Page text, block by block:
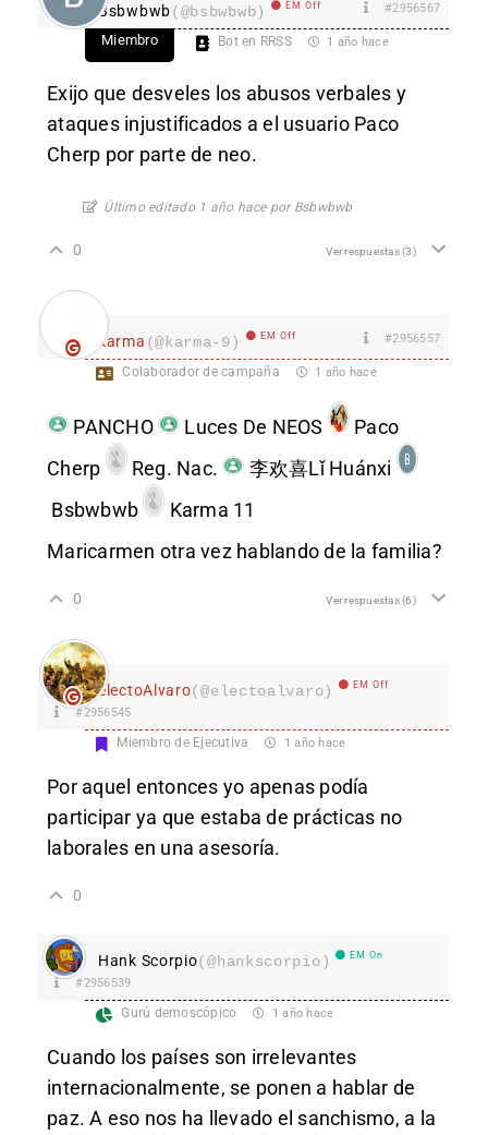
Bsbwbwb(@bsbwbwb) EM Off #2956567
Miembro Bot en RRSS 1 año hace
Exijo que desveles los abusos verbales y
ataques injustificados a el usuario Paco
Cherp por parte de neo.
Último editado 1 año hace por Bsbwbwb
0 Ver respuestas(3)
karma (@karma-9) EM Off #2956557
Colaborador de campaña 1 año hace
PANCHO Luces De NEOS
Paco
Cherp
Reg. Nac.
李欢喜Lǐ Huánxi
Bsbwbwb
Karma 11
Maricarmen otra vez hablando de la familia?
0 Ver respuestas(6)
electoAlvaro(@electoalvaro) EM Off
#2956545
Miembro de Ejecutiva 1 año hace
Por aquel entonces yo apenas podía
participar ya que estaba de prácticas no
laborales en una asesoría.
0
Hank Scorpio(@hankscorpio) EM On
#2956539
Gurú demoscópico 1 año hace
Cuando los países son irrelevantes
internacionalmente, se ponen a hablar de
paz. A eso nos ha llevado el sanchismo, a la